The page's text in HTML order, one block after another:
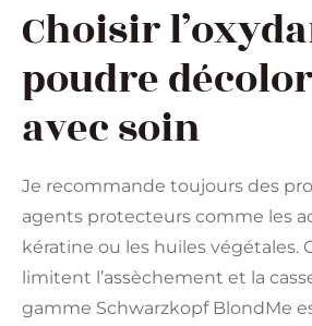
Choisir
poudre
avec soin
Je recommande toujours des
agents protecteurs comme les
kératine ou les huiles végétales.
limitent l’assèchement et la
gamme Schwarzkopf BlondMe